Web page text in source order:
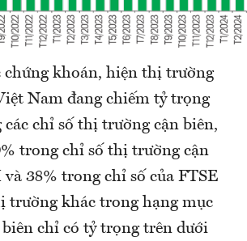
chứng khoán, hiện thị trường
Nam đang chiếm tỷ trọng
chỉ số thị trường cận biên,
trong chỉ số thị trường cận
và 38% trong chỉ số của FTSE
trường khác trong hạng mục
chỉ có tỷ trọng trên dưới